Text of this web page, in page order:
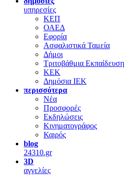
υπηρεσίες
ΚΕΠ
ΟΑΕΔ
Εφορία
Ασφαλιστικά Ταμεία
Δήμοι
Τριτοβάθμια Εκπαίδευση
ΚΕΚ
Δημόσια ΙΕΚ
περισσότερα
Νέα
Προσφορές
Εκδηλώσεις
Κινηματογράφος
Καιρός
blog
24310.gr
3D
αγγελίες